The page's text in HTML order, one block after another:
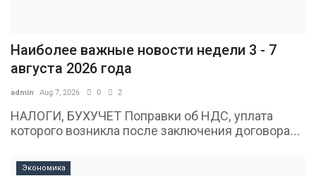
Наиболее важные новости недели 3 - 7
августа 2026 года
admin Aug 7, 2026 0 2
НАЛОГИ, БУХУЧЕТ Поправки об НДС, уплата
которого возникла после заключения договора...
Экономика